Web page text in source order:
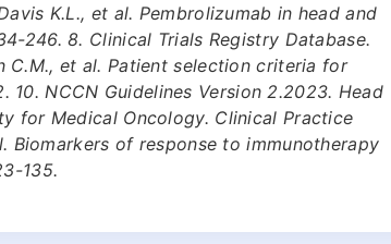
K.L., et al. Pembrolizumab in head and
246. 8. Clinical Trials Registry Database.
C.M., et al. Patient selection criteria for
10. NCCN Guidelines Version 2.2023. Head
for Medical Oncology. Clinical Practice
Biomarkers of response to immunotherapy
135.